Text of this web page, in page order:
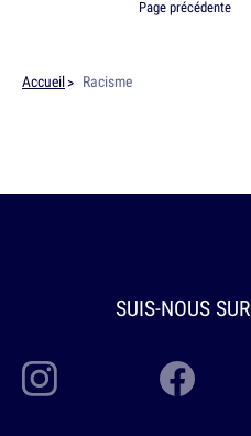
Page précédente
Accueil Racisme
SUIS-NOUS SUR